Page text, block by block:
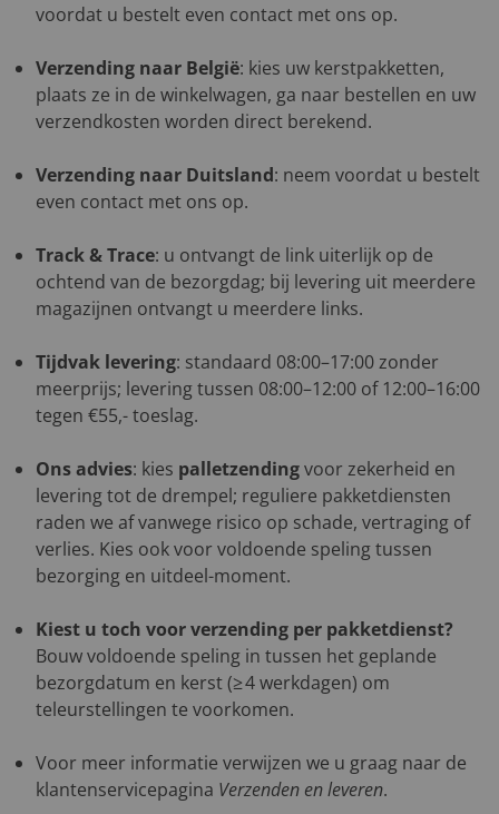
voordat u bestelt even contact met ons op.
Verzending naar België: kies uw kerstpakketten,
plaats ze in de winkelwagen, ga naar bestellen en uw
verzendkosten worden direct berekend.
Verzending naar Duitsland: neem voordat u bestelt
even contact met ons op.
Track & Trace: u ontvangt de link uiterlijk op de
ochtend van de bezorgdag; bij levering uit meerdere
magazijnen ontvangt u meerdere links.
Tijdvak levering: standaard 08:00–17:00 zonder
meerprijs; levering tussen 08:00–12:00 of 12:00–16:00
tegen €55,- toeslag.
Ons advies: kies palletzendingvoor zekerheid en
levering tot de drempel; reguliere pakketdiensten
raden we af vanwege risico op schade, vertraging of
verlies. Kies ook voor voldoende speling tussen
bezorging en uitdeel-moment.
Kiest u toch voor verzending per pakketdienst?
Bouw voldoende speling in tussen het geplande
bezorgdatum en kerst (≥ 4 werkdagen) om
teleurstellingen te voorkomen.
Voor meer informatie verwijzen we u graag naar de
klantenservicepagina Verzenden en leveren.